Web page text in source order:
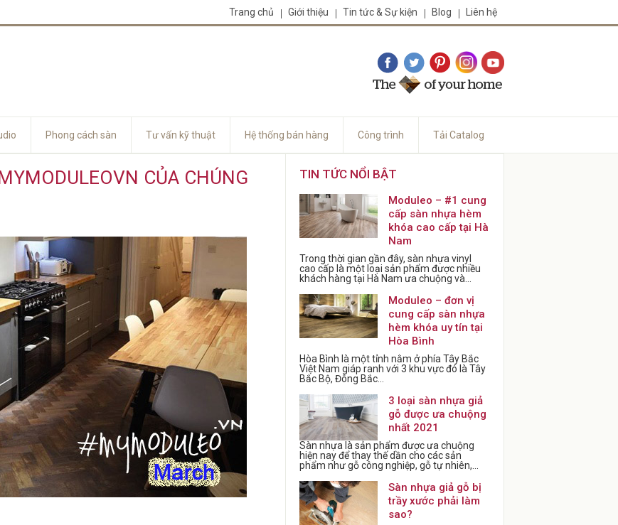
Trang chủ Giới thiệu Tin tức & Sự kiện Blog Liên hệ
Phong cách sàn Tư vấn kỹ thuật Hệ thống bán hàng Công trình Tải Catalog
CỦA CHÚNG
TIN TỨC NỔI BẬT
Moduleo – #1 cung
cấp sàn nhựa hèm
khóa cao cấp tại Hà
Nam
Trong thời gian gần đây, sàn nhựa vinyl
cao cấp là một loại sản phẩm được nhiều
khách hàng tại Hà Nam ưa chuộng và...
Moduleo – đơn vị
cung cấp sàn nhựa
hèm khóa uy tín tại
Hòa Bình
Hòa Bình là một tỉnh nằm ở phía Tây Bắc
Việt Nam giáp ranh với 3 khu vực đó là Tây
Bắc Bộ, Đông Bắc...
3 loại sàn nhựa giả
gỗ được ưa chuộng
nhất 2021
Sàn nhựa là sản phẩm được ưa chuộng
hiện nay để thay thế dần cho các sản
phẩm như gỗ công nghiệp, gỗ tự nhiên,...
Sàn nhựa giả gỗ bị
trầy xước phải làm
sao?